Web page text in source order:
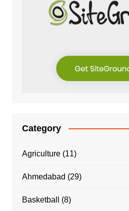
Category
Agriculture(11)
Ahmedabad (29)
Basketball (8)